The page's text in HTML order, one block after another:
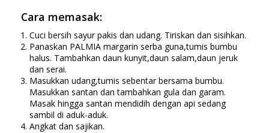
Cara memasak:
Cuci bersih sayur pakis dan udang. Tiriskan dan sisihkan.
Panaskan PALMIA margarin serba guna,tumis bumbu
halus. Tambahkan daun kunyit,daun salam,daun jeruk
dan serai.
Masukkan udang,tumis sebentar bersama bumbu.
Masukkan santan dan tambahkan gula dan garam.
Masak hingga santan mendidih dengan api sedang
sambil di aduk-aduk.
Angkat dan sajikan.